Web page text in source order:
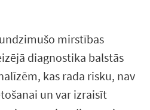
mirstības
diagnostika balstās
kas rada risku, nav
un var izraisīt